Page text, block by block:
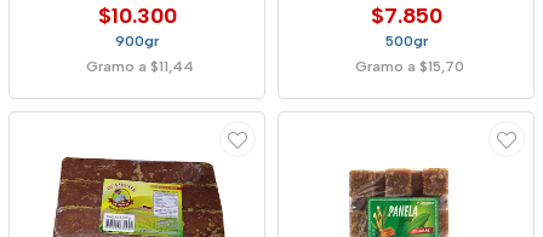
$10.300
900gr
Gramo a $11,44
$7.850
500gr
Gramo a $15,70